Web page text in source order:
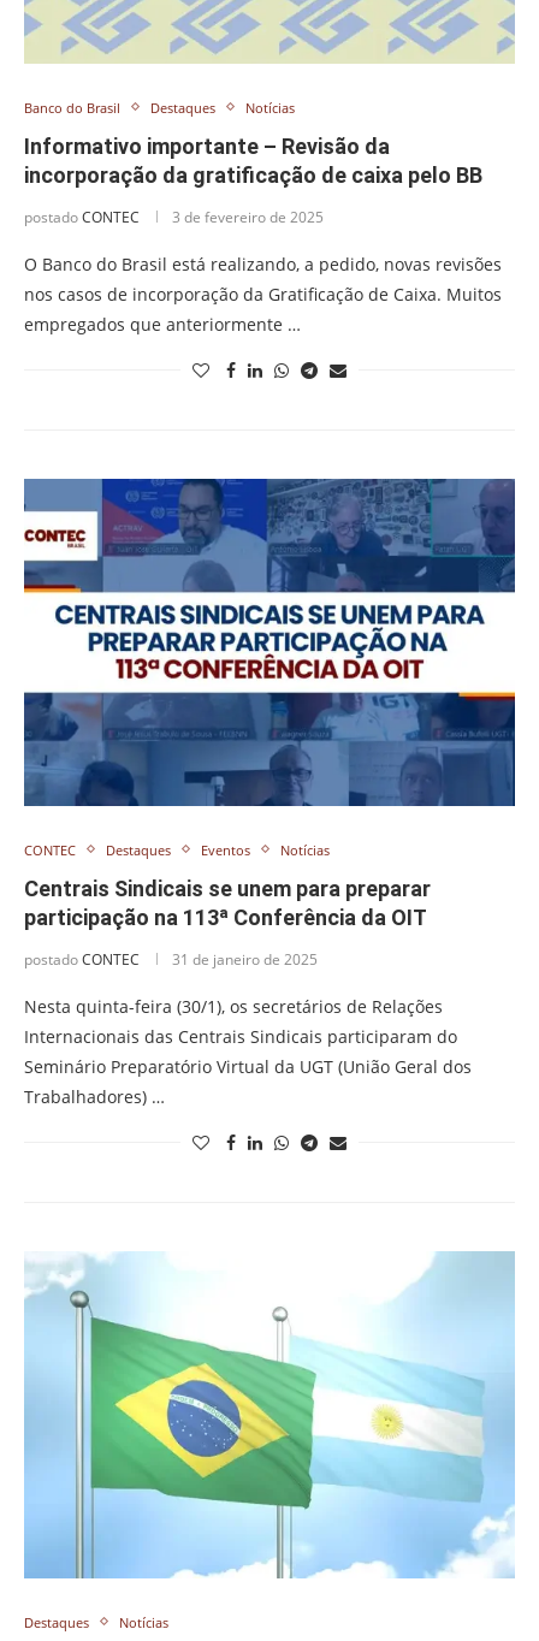
Banco do Brasil Destaques Notícias
Informativo importante – Revisão da
incorporação da gratificação de caixa pelo BB
postadoCONTEC 3 de fevereiro de 2025
O Banco do Brasil está realizando, a pedido, novas revisões
nos casos de incorporação da Gratificação de Caixa. Muitos
empregados que anteriormente …
CONTEC Destaques Eventos Notícias
Centrais Sindicais se unem para preparar
participação na 113ª Conferência da OIT
postadoCONTEC 31 de janeiro de 2025
Nesta quinta-feira (30/1), os secretários de Relações
Internacionais das Centrais Sindicais participaram do
Seminário Preparatório Virtual da UGT (União Geral dos
Trabalhadores) …
Destaques Notícias